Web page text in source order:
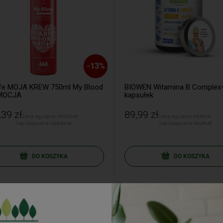
-13%
MOJA KREW 750ml My Blood
złCena regularna:
DO KOSZYKA
BIOWEN Witamina B
kapsułek
89,99 złCena regularna:
DO KOSZYKA